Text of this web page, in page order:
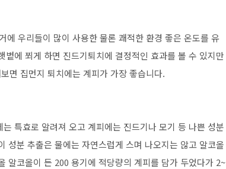
에 우리들이 많이 사용한 물론 쾌적한 환경 좋은 온도를 유
에 쬐게 하면 진드기퇴치에 결정적인 효과를 볼 수 있지만
면 집먼지 퇴치에는 계피가 가장 좋습니다.
특효로 알려져 오고 계피에는 진드기나 모기 등 나쁜 성분
성분 추출은 물에는 자연스럽게 스며 나오지는 않고 알코올
알코올이 든 200 용기에 적당량의 계피를 담가 두었다가 2~